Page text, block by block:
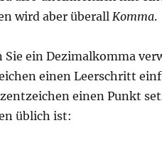
wird aber überall Komma.
Sie ein Dezimalkomma
einen Leerschritt
einen Punkt
üblich ist: